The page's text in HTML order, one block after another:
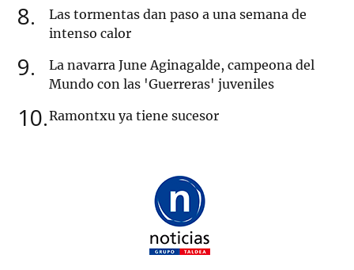
8
Las tormentas dan paso a una semana de
intenso calor
9
La navarra June Aginagalde, campeona del
Mundo con las 'Guerreras' juveniles
10 Ramontxu ya tiene sucesor